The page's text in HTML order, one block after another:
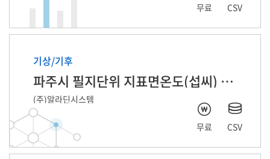
무료 CSV
기상/기후
파주시 필지단위 지표면온도(섭씨) 2025년 6월
(주)알라딘시스템
무료 CSV